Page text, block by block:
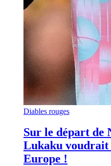
Diables rouges
Sur le départ de
Lukaku voudrait
Europe !